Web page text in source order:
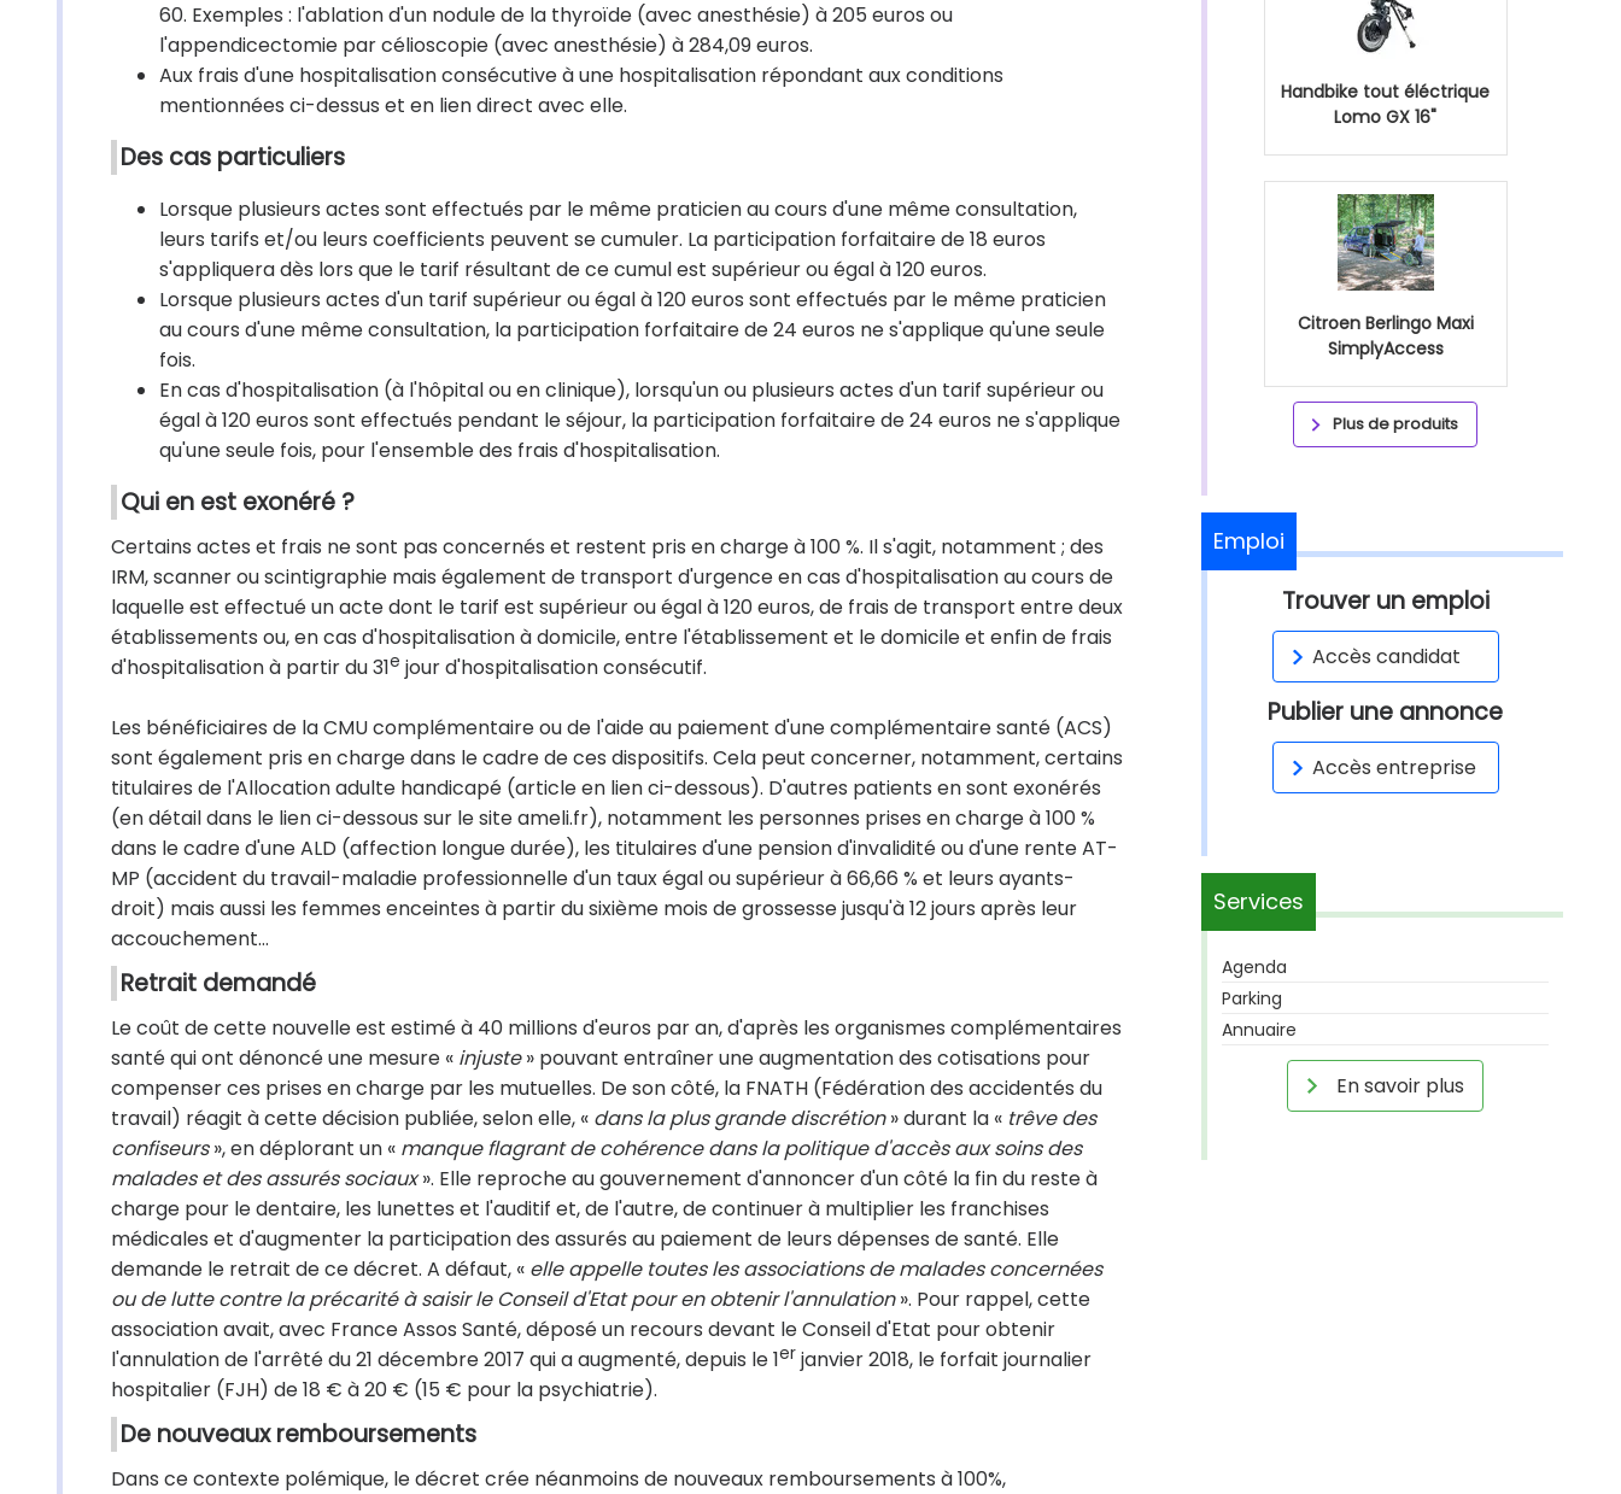
60. Exemples : l'ablation d'un nodule de la thyroïde (avec anesthésie) à 205 euros ou
l'appendicectomie par célioscopie (avec anesthésie) à 284,09 euros.
Aux frais d'une hospitalisation consécutive à une hospitalisation répondant aux conditions
mentionnées ci-dessus et en lien direct avec elle.
Des cas particuliers
Lorsque plusieurs actes sont effectués par le même praticien au cours d'une même consultation,
leurs tarifs et/ou leurs coefficients peuvent se cumuler. La participation forfaitaire de 18 euros
s'appliquera dès lors que le tarif résultant de ce cumul est supérieur ou égal à 120 euros.
Lorsque plusieurs actes d'un tarif supérieur ou égal à 120 euros sont effectués par le même praticien
au cours d'une même consultation, la participation forfaitaire de 24 euros ne s'applique qu'une seule
fois.
En cas d'hospitalisation (à l'hôpital ou en clinique), lorsqu'un ou plusieurs actes d'un tarif supérieur ou
égal à 120 euros sont effectués pendant le séjour, la participation forfaitaire de 24 euros ne s'applique
qu'une seule fois, pour l'ensemble des frais d'hospitalisation.
Qui en est exonéré ?
Certains actes et frais ne sont pas concernés et restent pris en charge à 100 %. Il s'agit, notamment ; des
IRM, scanner ou scintigraphie mais également de transport d'urgence en cas d'hospitalisation au cours de
laquelle est effectué un acte dont le tarif est supérieur ou égal à 120 euros, de frais de transport entre deux
établissements ou, en cas d'hospitalisation à domicile, entre l'établissement et le domicile et enfin de frais
d'hospitalisation à partir du 31e jour d'hospitalisation consécutif.
Les bénéficiaires de la CMU complémentaire ou de l'aide au paiement d'une complémentaire santé (ACS)
sont également pris en charge dans le cadre de ces dispositifs. Cela peut concerner, notamment, certains
titulaires de l'Allocation adulte handicapé (article en lien ci-dessous). D'autres patients en sont exonérés
(en détail dans le lien ci-dessous sur le site ameli.fr), notamment les personnes prises en charge à 100 %
dans le cadre d'une ALD (affection longue durée), les titulaires d'une pension d'invalidité ou d'une rente AT-
MP (accident du travail-maladie professionnelle d'un taux égal ou supérieur à 66,66 % et leurs ayants-
droit) mais aussi les femmes enceintes à partir du sixième mois de grossesse jusqu'à 12 jours après leur
accouchement…
Retrait demandé
Le coût de cette nouvelle est estimé à 40 millions d'euros par an, d'après les organismes complémentaires
santé qui ont dénoncé une mesure « injuste» pouvant entraîner une augmentation des cotisations pour
compenser ces prises en charge par les mutuelles. De son côté, la FNATH (Fédération des accidentés du
travail) réagit à cette décision publiée, selon elle, « dans la plus grande discrétion» durant la « trêve des
confiseurs», en déplorant un « manque flagrant de cohérence dans la politique d'accès aux soins des
malades et des assurés sociaux». Elle reproche au gouvernement d'annoncer d'un côté la fin du reste à
charge pour le dentaire, les lunettes et l'auditif et, de l'autre, de continuer à multiplier les franchises
médicales et d'augmenter la participation des assurés au paiement de leurs dépenses de santé. Elle
demande le retrait de ce décret. A défaut, « elle appelle toutes les associations de malades concernées
ou de lutte contre la précarité à saisir le Conseil d'Etat pour en obtenir l'annulation». Pour rappel, cette
association avait, avec France Assos Santé, déposé un recours devant le Conseil d'Etat pour obtenir
l'annulation de l'arrêté du 21 décembre 2017 qui a augmenté, depuis le 1er janvier 2018, le forfait journalier
hospitalier (FJH) de 18 € à 20 € (15 € pour la psychiatrie).
De nouveaux remboursements
Dans ce contexte polémique, le décret crée néanmoins de nouveaux remboursements à 100%,
Handbike tout éléctrique
Lomo GX 16"
Citroen Berlingo Maxi
SimplyAccess
Plus de produits
Emploi
Trouver un emploi
Accès candidat
Publier une annonce
Accès entreprise
Services
Agenda
Parking
Annuaire
En savoir plus